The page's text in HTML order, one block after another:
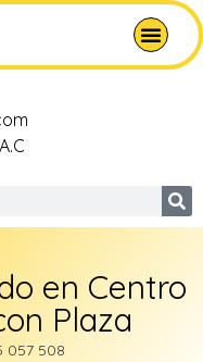
en Centro
Plaza
057 508